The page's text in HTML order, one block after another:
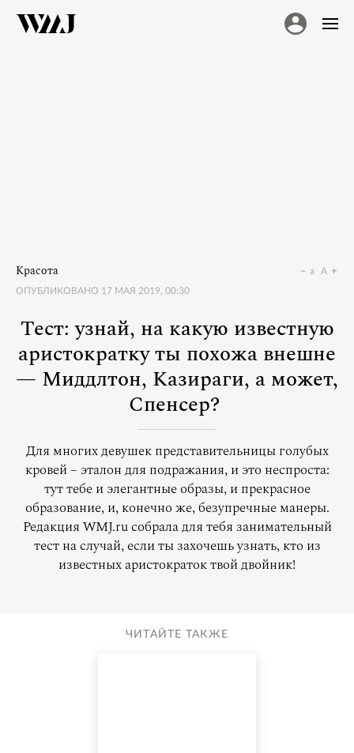
Красота
ОПУБЛИКОВАНО 17 МАЯ 2019, 00:30
a A
Тест: узнай, на какую известную
аристократку ты похожа внешне
— Миддлтон, Казираги, а может,
Спенсер?
Для многих девушек представительницы голубых
кровей – эталон для подражания, и это неспроста:
тут тебе и элегантные образы, и прекрасное
образование, и, конечно же, безупречные манеры.
Редакция WMJ.ru собрала для тебя занимательный
тест на случай, если ты захочешь узнать, кто из
известных аристократок твой двойник!
ЧИТАЙТЕ ТАКЖЕ